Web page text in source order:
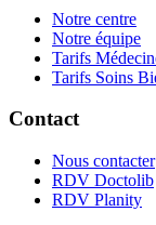
Notre centre
Notre équipe
Tarifs
Tarifs Soins
Contact
Nous contacter
RDV Doctolib
RDV Planity